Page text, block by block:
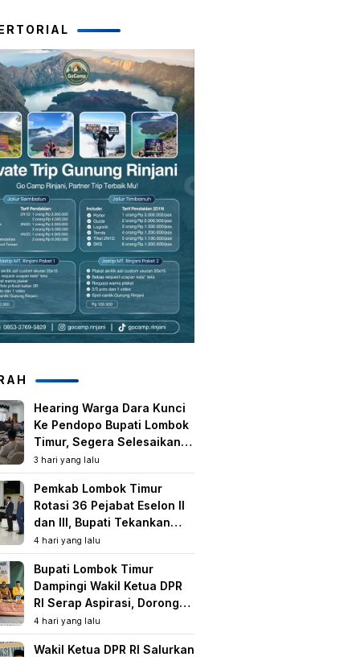
dan Kapolres Lombok Timur
Hearing Warga Dara Kunci
Ke Pendopo Bupati Lombok
Timur, Segera Selesaikan
Konflik Agraria Eks HGU
Tanjung Kenanga
3 hari yang lalu
Pemkab Lombok Timur
Rotasi 36 Pejabat Eselon II
dan III, Bupati Tekankan
Peningkatan Kinerja dan
Pelayanan Publik
4 hari yang lalu
Bupati Lombok Timur
Dampingi Wakil Ketua DPR
RI Serap Aspirasi, Dorong
Program Strategis untuk
Kesejahteraan Masyarakat
4 hari yang lalu
Wakil Ketua DPR RI Salurkan